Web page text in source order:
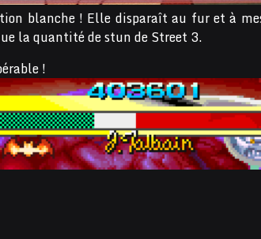
blanche ! Elle disparaît au fur et à
la quantité de stun de Street 3.
!